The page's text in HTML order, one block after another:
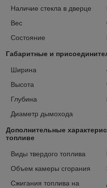
Наличие стекла в дверце
Вес
Состояние
Габаритные и
Ширина
Высота
Глубина
Диаметр дымохода
Дополнительные
топливе
Виды твердого топлива
Объем камеры сгорания
Сжигания топлива на